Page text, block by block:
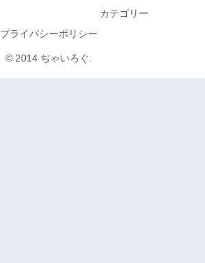
カテゴリー
プライバシーポリシー
© 2014 ぢゃいろぐ.